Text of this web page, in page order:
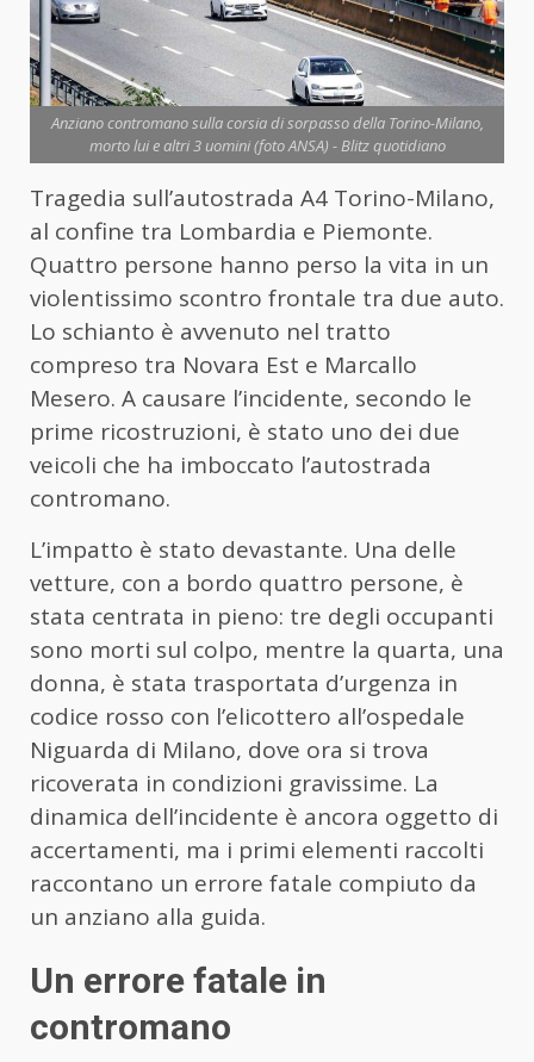
Anziano contromano sulla corsia di sorpasso della Torino-Milano,
morto lui e altri 3 uomini (foto ANSA) - Blitz quotidiano
Tragedia sull’autostrada A4 Torino-Milano,
al confine tra Lombardia e Piemonte.
Quattro persone hanno perso la vita in un
violentissimo scontro frontale tra due auto.
Lo schianto è avvenuto nel tratto
compreso tra Novara Est e Marcallo
Mesero. A causare l’incidente, secondo le
prime ricostruzioni, è stato uno dei due
veicoli che ha imboccato l’autostrada
contromano.
L’impatto è stato devastante. Una delle
vetture, con a bordo quattro persone, è
stata centrata in pieno: tre degli occupanti
sono morti sul colpo, mentre la quarta, una
donna, è stata trasportata d’urgenza in
codice rosso con l’elicottero all’ospedale
Niguarda di Milano, dove ora si trova
ricoverata in condizioni gravissime. La
dinamica dell’incidente è ancora oggetto di
accertamenti, ma i primi elementi raccolti
raccontano un errore fatale compiuto da
un anziano alla guida.
Un errore fatale in
contromano